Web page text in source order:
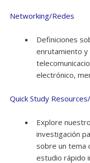
Networking/Redes
Definiciones
enrutamiento y
electrónico,
Quick Study
Explore
investigación
sobre un tema
estudio rápido